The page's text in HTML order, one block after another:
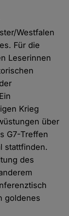
Westfalen
Für die
Leserinnen
Krieg
über
G7-Treffen
stattfinden.
des
goldenes